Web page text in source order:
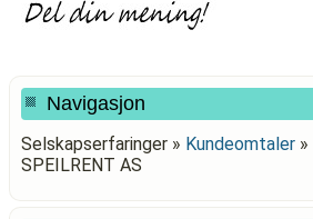
Navigasjon
Selskapserfaringer » Kundeomtaler »
SPEILRENT AS